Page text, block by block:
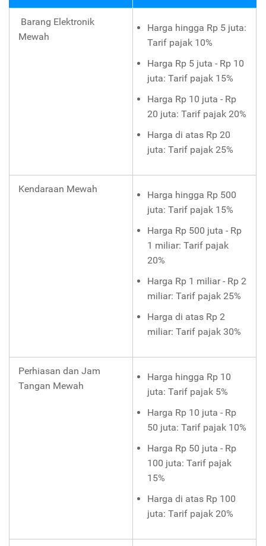
Barang Elektronik
Mewah
Harga hingga Rp 5 juta:
Tarif pajak 10%
Harga Rp 5 juta - Rp 10
juta: Tarif pajak 15%
Harga Rp 10 juta - Rp
20 juta: Tarif pajak 20%
Harga di atas Rp 20
juta: Tarif pajak 25%
Kendaraan Mewah
Harga hingga Rp 500
juta: Tarif pajak 15%
Harga Rp 500 juta - Rp
1 miliar: Tarif pajak
20%
Harga Rp 1 miliar - Rp 2
miliar: Tarif pajak 25%
Harga di atas Rp 2
miliar: Tarif pajak 30%
Perhiasan dan Jam
Tangan Mewah
Harga hingga Rp 10
juta: Tarif pajak 5%
Harga Rp 10 juta - Rp
50 juta: Tarif pajak 10%
Harga Rp 50 juta - Rp
100 juta: Tarif pajak
15%
Harga di atas Rp 100
juta: Tarif pajak 20%